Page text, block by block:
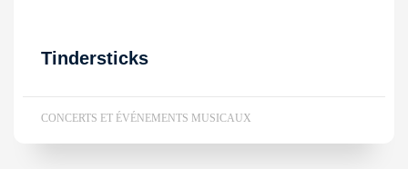
Tindersticks
CONCERTS ET ÉVÉNEMENTS MUSICAUX